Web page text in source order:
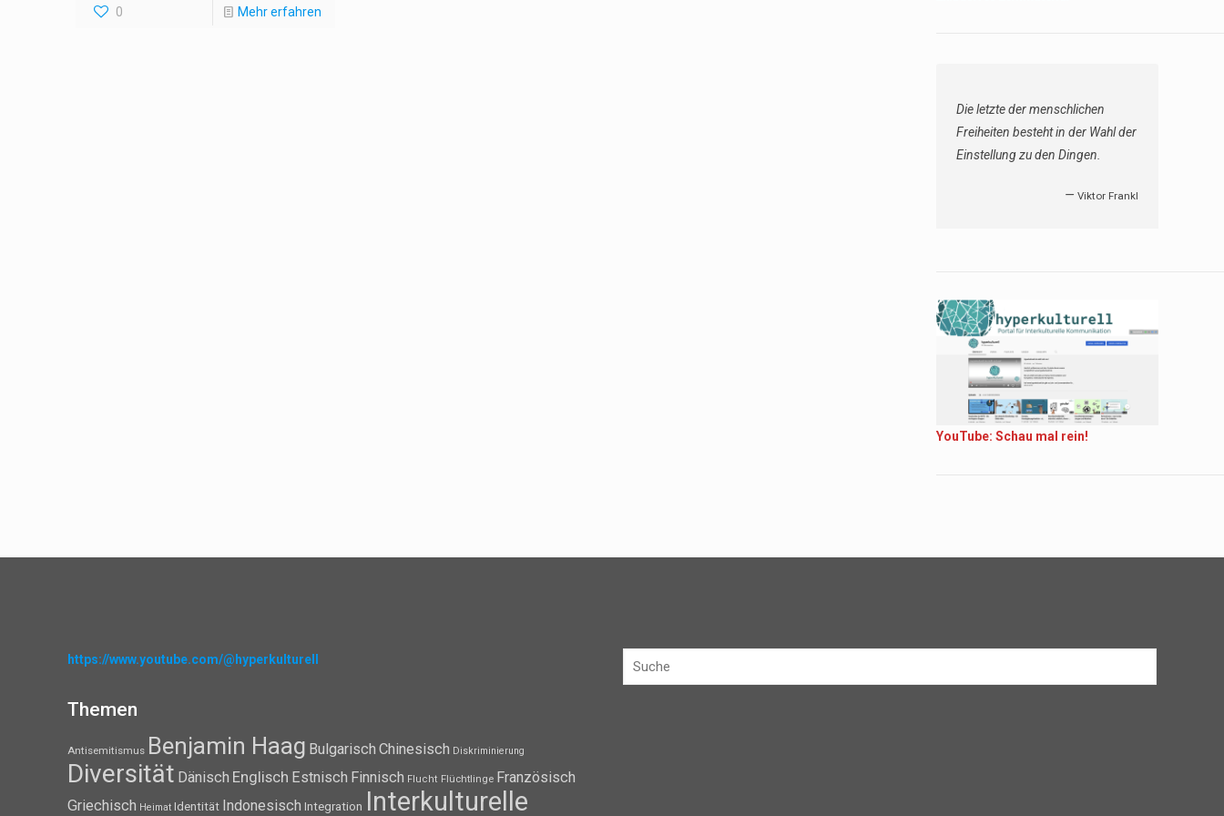
0 Mehr erfahren
Die letzte der menschlichen
Freiheiten besteht in der Wahl der
Einstellung zu den Dingen.
— Viktor Frankl
YouTube: Schau mal rein!
https://www.youtube.com/@hyperkulturell
Themen
Antisemitismus Benjamin Haag Bulgarisch Chinesisch Diskriminierung
Diversität Dänisch Englisch Estnisch Finnisch Flucht Flüchtlinge Französisch
Griechisch Heimat Identität Indonesisch Integration Interkulturelle